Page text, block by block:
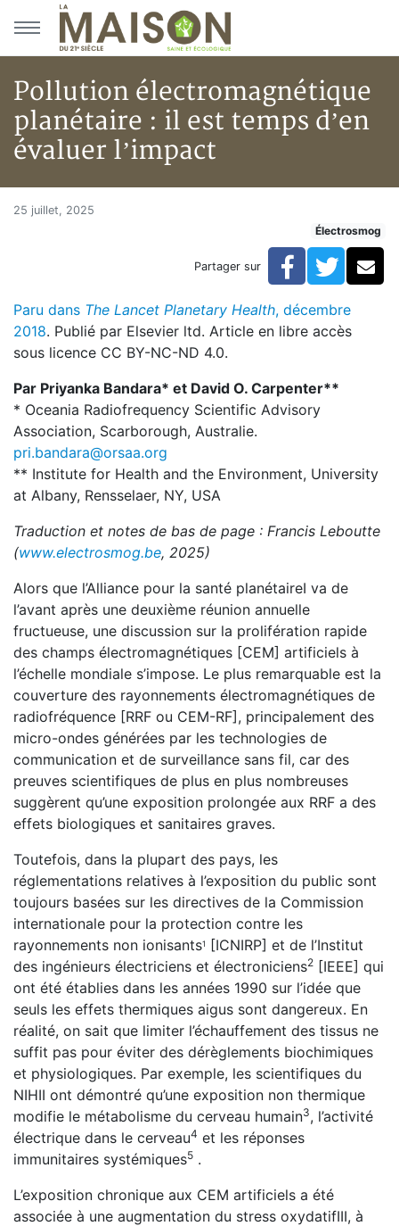
Aller au menu principal
Aller au contenu principal
Pollution électromagnétique
planétaire : il est temps d’en
évaluer l’impact
Accueil
Pollution électromagnétique planétaire : il est temps
Pollution électromagnétique
25 juillet, 2025
Électrosmog
Partager sur Facebook
Paru dans The Lancet Planetary Health, décembre
2018. Publié par Elsevier ltd. Article en libre accès
sous licence CC BY-NC-ND 4.0.
Par Priyanka Bandara* et David O. Carpenter**
* Oceania Radiofrequency Scientific Advisory
Association, Scarborough, Australie.
pri.bandara@orsaa.org
** Institute for Health and the Environment, University
at Albany, Rensselaer, NY, USA
Traduction et notes de bas de page : Francis Leboutte
(www.electrosmog.be, 2025)
Alors que l’Alliance pour la santé planétaireI va de
l’avant après une deuxième réunion annuelle
fructueuse, une discussion sur la prolifération rapide
des champs électromagnétiques [CEM] artificiels à
l’échelle mondiale s’impose. Le plus remarquable est la
couverture des rayonnements électromagnétiques de
radiofréquence [RRF ou CEM-RF], principalement des
micro-ondes générées par les technologies de
communication et de surveillance sans fil, car des
preuves scientifiques de plus en plus nombreuses
suggèrent qu’une exposition prolongée aux RRF a des
effets biologiques et sanitaires graves.
Toutefois, dans la plupart des pays, les
réglementations relatives à l’exposition du public sont
toujours basées sur les directives de la Commission
internationale pour la protection contre les
rayonnements non ionisants1
[ICNIRP] et de l’Institut
des ingénieurs électriciens et électroniciens2 [IEEE] qui
ont été établies dans les années 1990 sur l’idée que
seuls les effets thermiques aigus sont dangereux. En
réalité, on sait que limiter l’échauffement des tissus ne
suffit pas pour éviter des dérèglements biochimiques
et physiologiques. Par exemple, les scientifiques du
NIHII ont démontré qu’une exposition non thermique
modifie le métabolisme du cerveau humain3, l’activité
électrique dans le cerveau4 et les réponses
immunitaires systémiques5 .
L’exposition chronique aux CEM artificiels a été
associée à une augmentation du stress oxydatifIII, à